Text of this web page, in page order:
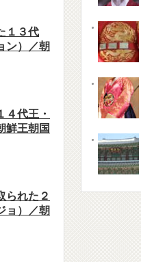
１３代
ン）／朝
４代王・
鮮王朝国
られた２
ョ）／朝